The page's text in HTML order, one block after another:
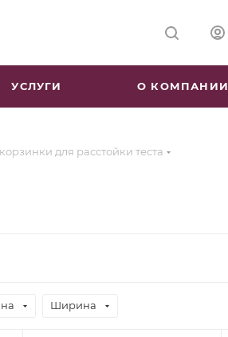
УСЛУГИ О КОМПАНИИ
для расстойки теста
Ширина